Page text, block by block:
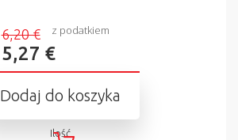
6,20 €
5,27 €
z podatkiem
Dodaj do koszyka
Ilość